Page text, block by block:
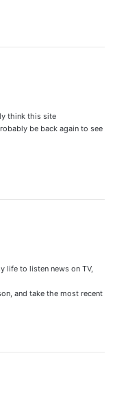
think this site
be back again to see
life to listen news on TV,
and take the most recent